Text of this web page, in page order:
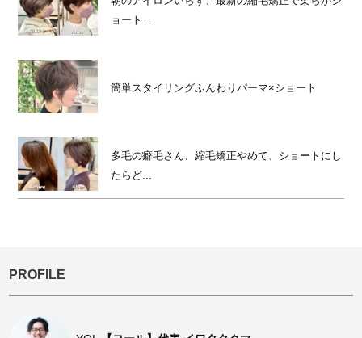
ョート...
簡単スタイリングふんわりパーマ×ショート
多毛の癖毛さん、縮毛矯正やめて、ショートにし
たらど...
PROFILE